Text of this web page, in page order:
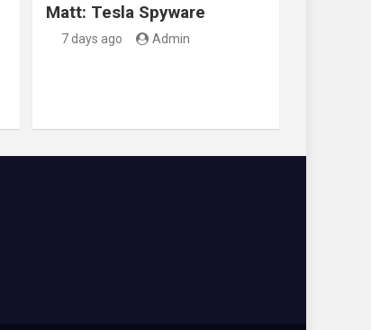
Matt: Tesla Spyware
7 days ago Admin